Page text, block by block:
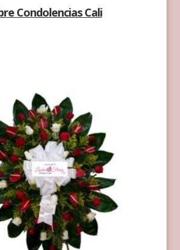
Condolencias Cali